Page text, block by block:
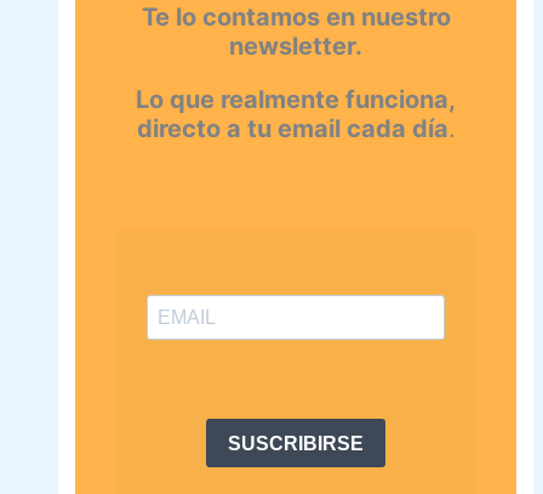
Te lo contamos en nuestro
newsletter.
Lo que realmente funciona,
directo a tu email cada día.
SUSCRIBIRSE